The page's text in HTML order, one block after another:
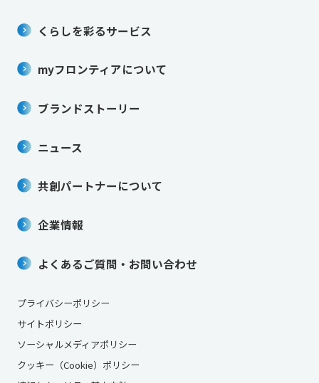
くらしを彩るサービス
myフロンティアについて
ブランドストーリー
ニュース
共創パートナーについて
企業情報
よくあるご質問・お問い合わせ
プライバシーポリシー
サイトポリシー
ソーシャルメディアポリシー
クッキー（Cookie）ポリシー